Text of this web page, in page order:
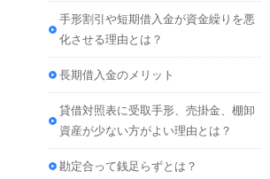
手形割引や短期借入金が資金繰りを悪
化させる理由とは？
長期借入金のメリット
貸借対照表に受取手形、売掛金、棚卸
資産が少ない方がよい理由とは？
勘定合って銭足らずとは？